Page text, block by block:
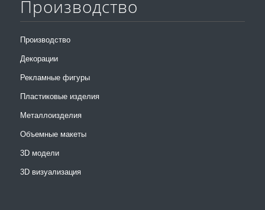
Производство
Производство
Декорации
Рекламные фигуры
Пластиковые изделия
Металлоизделия
Объемные макеты
3D модели
3D визуализация